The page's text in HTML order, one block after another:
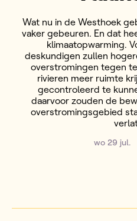
Wat nu in de Westhoek
vaker gebeuren. En dat
klimaatopwarming.
deskundigen zullen
overstromingen tegen
rivieren meer ruimte
gecontroleerd te
daarvoor zouden de
overstromingsgebied
wo 29 jul.